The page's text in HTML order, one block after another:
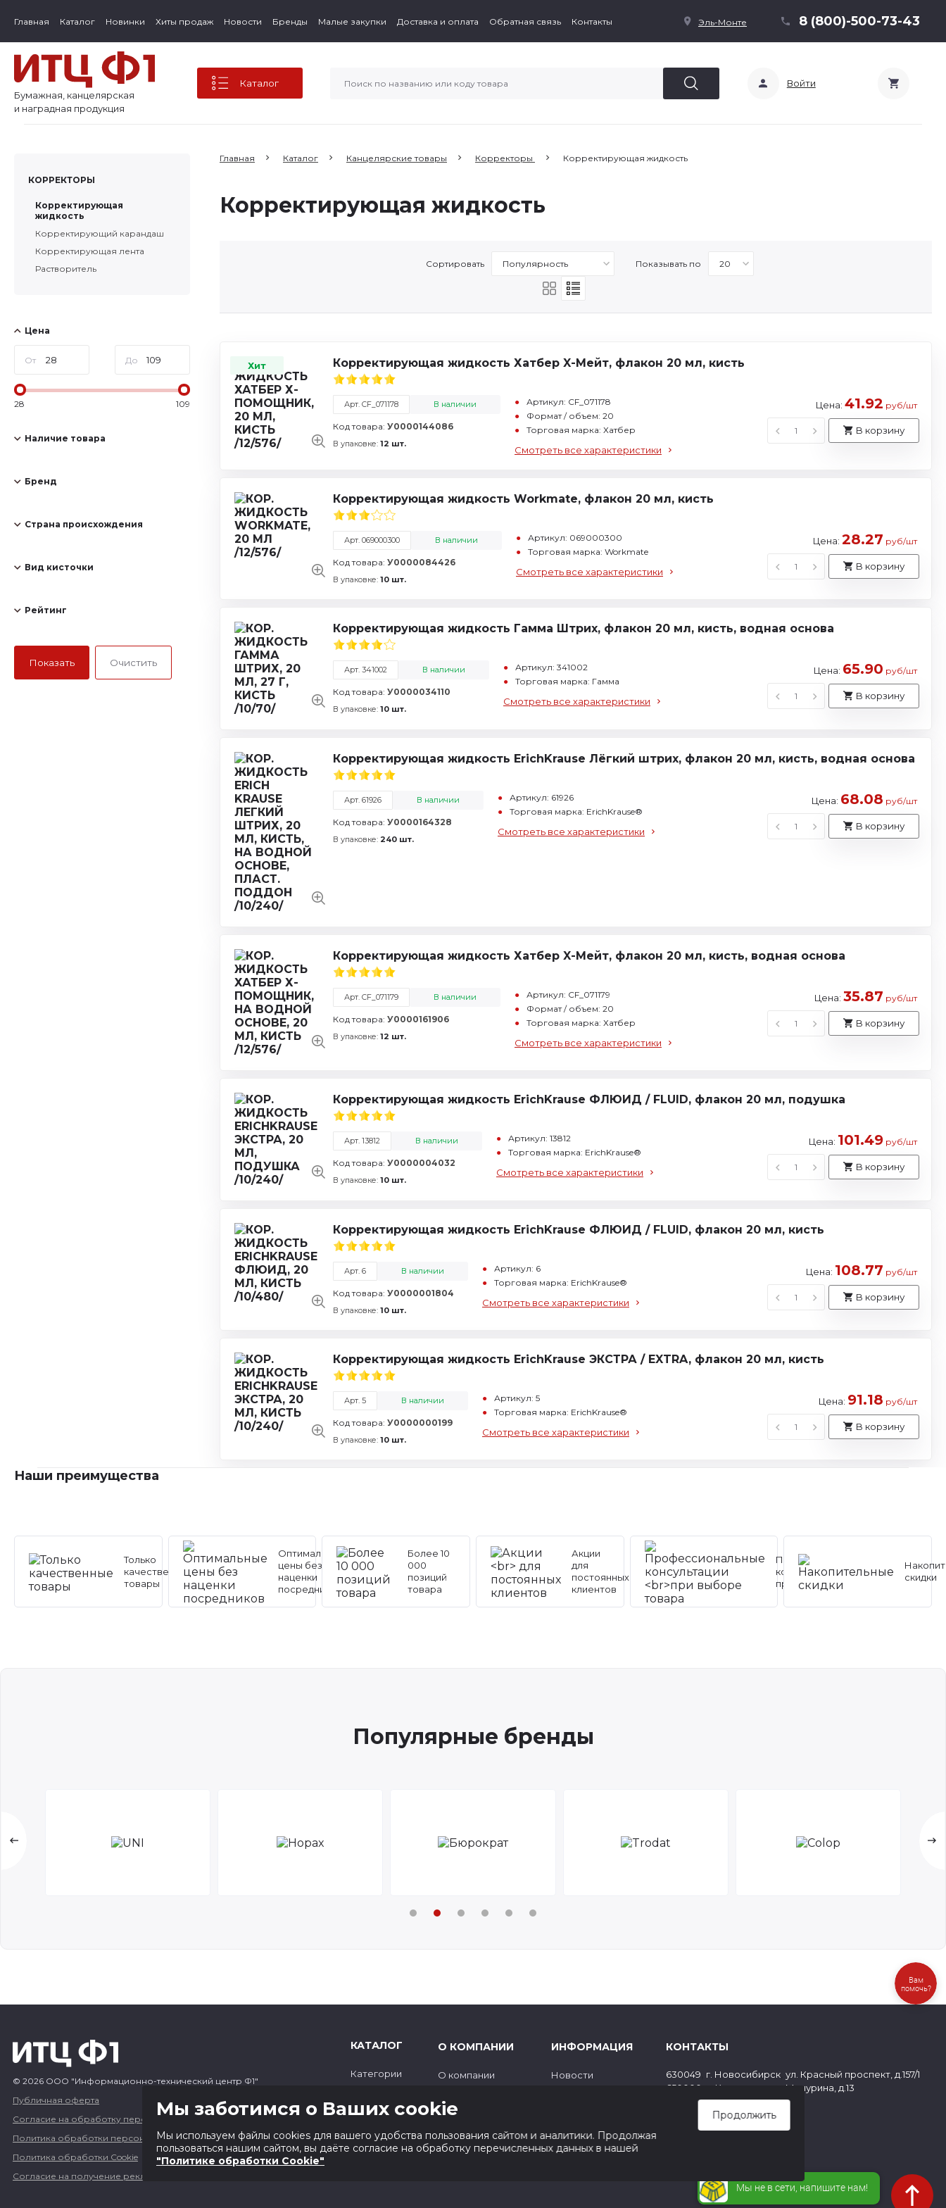
Главная Каталог Новинки Хиты продаж Новости Бренды Малые закупки Доставка и оплата Обратная связь Контакты Эль-Монте 8 (800)-500-73-43
Бумажная, канцелярская
и наградная продукция
Каталог Войти
КОРРЕКТОРЫ
Корректирующая
жидкость
Корректирующий карандаш
Корректирующая лента
Растворитель
Цена
От До
28 109
Наличие товара
Бренд
Страна происхождения
Вид кисточки
Рейтинг
Главная Каталог Канцелярские товары Корректоры Корректирующая жидкость
Корректирующая жидкость
Сортировать Показывать по
Хит Корректирующая жидкость Хатбер X-Мейт, флакон 20 мл, кисть
Арт. CF_071178 В наличии
Код товара: У0000144086
В упаковке: 12 шт.
Артикул: CF_071178
Формат / объем: 20
Торговая марка: Хатбер
Смотреть все характеристики
Цена: 41.92 руб/шт
В корзину
Корректирующая жидкость Workmate, флакон 20 мл, кисть
Арт. 069000300 В наличии
Код товара: У0000084426
В упаковке: 10 шт.
Артикул: 069000300
Торговая марка: Workmate
Смотреть все характеристики
Цена: 28.27 руб/шт
В корзину
Корректирующая жидкость Гамма Штрих, флакон 20 мл, кисть, водная основа
Арт. 341002 В наличии
Код товара: У0000034110
В упаковке: 10 шт.
Артикул: 341002
Торговая марка: Гамма
Смотреть все характеристики
Цена: 65.90 руб/шт
В корзину
Корректирующая жидкость ErichKrause Лёгкий штрих, флакон 20 мл, кисть, водная основа
Арт. 61926 В наличии
Код товара: У0000164328
В упаковке: 240 шт.
Артикул: 61926
Торговая марка: ErichKrause®
Смотреть все характеристики
Цена: 68.08 руб/шт
В корзину
Корректирующая жидкость Хатбер X-Мейт, флакон 20 мл, кисть, водная основа
Арт. CF_071179 В наличии
Код товара: У0000161906
В упаковке: 12 шт.
Артикул: CF_071179
Формат / объем: 20
Торговая марка: Хатбер
Смотреть все характеристики
Цена: 35.87 руб/шт
В корзину
Корректирующая жидкость ErichKrause ФЛЮИД / FLUID, флакон 20 мл, подушка
Арт. 13812 В наличии
Код товара: У0000004032
В упаковке: 10 шт.
Артикул: 13812
Торговая марка: ErichKrause®
Смотреть все характеристики
Цена: 101.49 руб/шт
В корзину
Корректирующая жидкость ErichKrause ФЛЮИД / FLUID, флакон 20 мл, кисть
Арт. 6 В наличии
Код товара: У0000001804
В упаковке: 10 шт.
Артикул: 6
Торговая марка: ErichKrause®
Смотреть все характеристики
Цена: 108.77 руб/шт
В корзину
Корректирующая жидкость ErichKrause ЭКСТРА / EXTRA, флакон 20 мл, кисть
Арт. 5 В наличии
Код товара: У0000000199
В упаковке: 10 шт.
Артикул: 5
Торговая марка: ErichKrause®
Смотреть все характеристики
Цена: 91.18 руб/шт
В корзину
Наши преимущества
Только
качественные
товары
Оптимальные
цены без
наценки
посредников
Более 10
000
позиций
товара
Акции
для
постоянных
клиентов
Профессиональные
консультации
при выборе товара
скидки
Популярные бренды
© 2026 ООО "Информационно-технический центр Ф1"
Публичная оферта
Согласие на обработку персональных данных
Политика обработки персональных данных
Политика обработки Cookie
Согласие на получение рекламных и информационных сообщений
КАТАЛОГ
Категории
Новинки
Скидки
О КОМПАНИИ
О компании
Контакты
ИНФОРМАЦИЯ
Новости
Госзаказ
КОНТАКТЫ
630049 г. Новосибирск ул. Красный проспект, д.157/1
650000
г. Кемерово ул. Мичурина, д.13
8 (800) 500-73-43
paper@cf1.ru
Мы заботимся о Ваших cookie
Мы используем файлы cookies для вашего удобства пользования сайтом и аналитики. Продолжая
пользоваться нашим сайтом, вы даёте согласие на обработку перечисленных данных в нашей
"Политике обработки Cookie"
Продолжить
Вам
помочь?
Мы не в сети, напишите нам!